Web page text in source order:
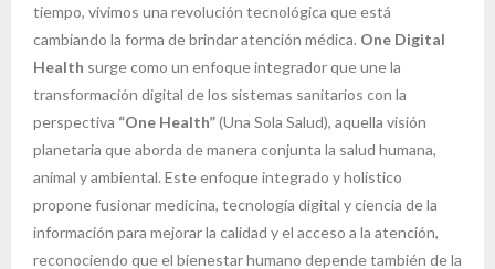
tiempo, vivimos una revolución tecnológica que está
cambiando la forma de brindar atención médica. One Digital
Health surge como un enfoque integrador que une la
transformación digital de los sistemas sanitarios con la
perspectiva “One Health”(Una Sola Salud), aquella visión
planetaria que aborda de manera conjunta la salud humana,
animal y ambiental. Este enfoque integrado y holístico
propone fusionar medicina, tecnología digital y ciencia de la
información para mejorar la calidad y el acceso a la atención,
reconociendo que el bienestar humano depende también de la